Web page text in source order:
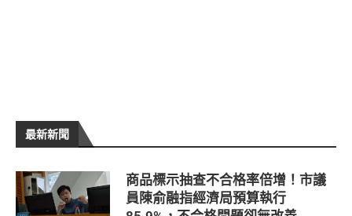
最新新聞
商品標示抽查不合格率倍增！市議
員陳俞融指經濟局預算執行